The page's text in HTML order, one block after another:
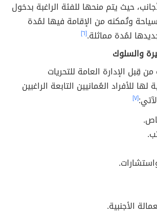
حيث يتم منحها للفئة الراغبة بدخول
وتُمكنه من الإقامة فيها لمُدة
لمُدة مماثلة.[٦]
والسلوك
قِبل الإدارة العامة للتحريات
لها للأفراد العُمانيين التابعة الراغبين
[٧]
الأجنبية.